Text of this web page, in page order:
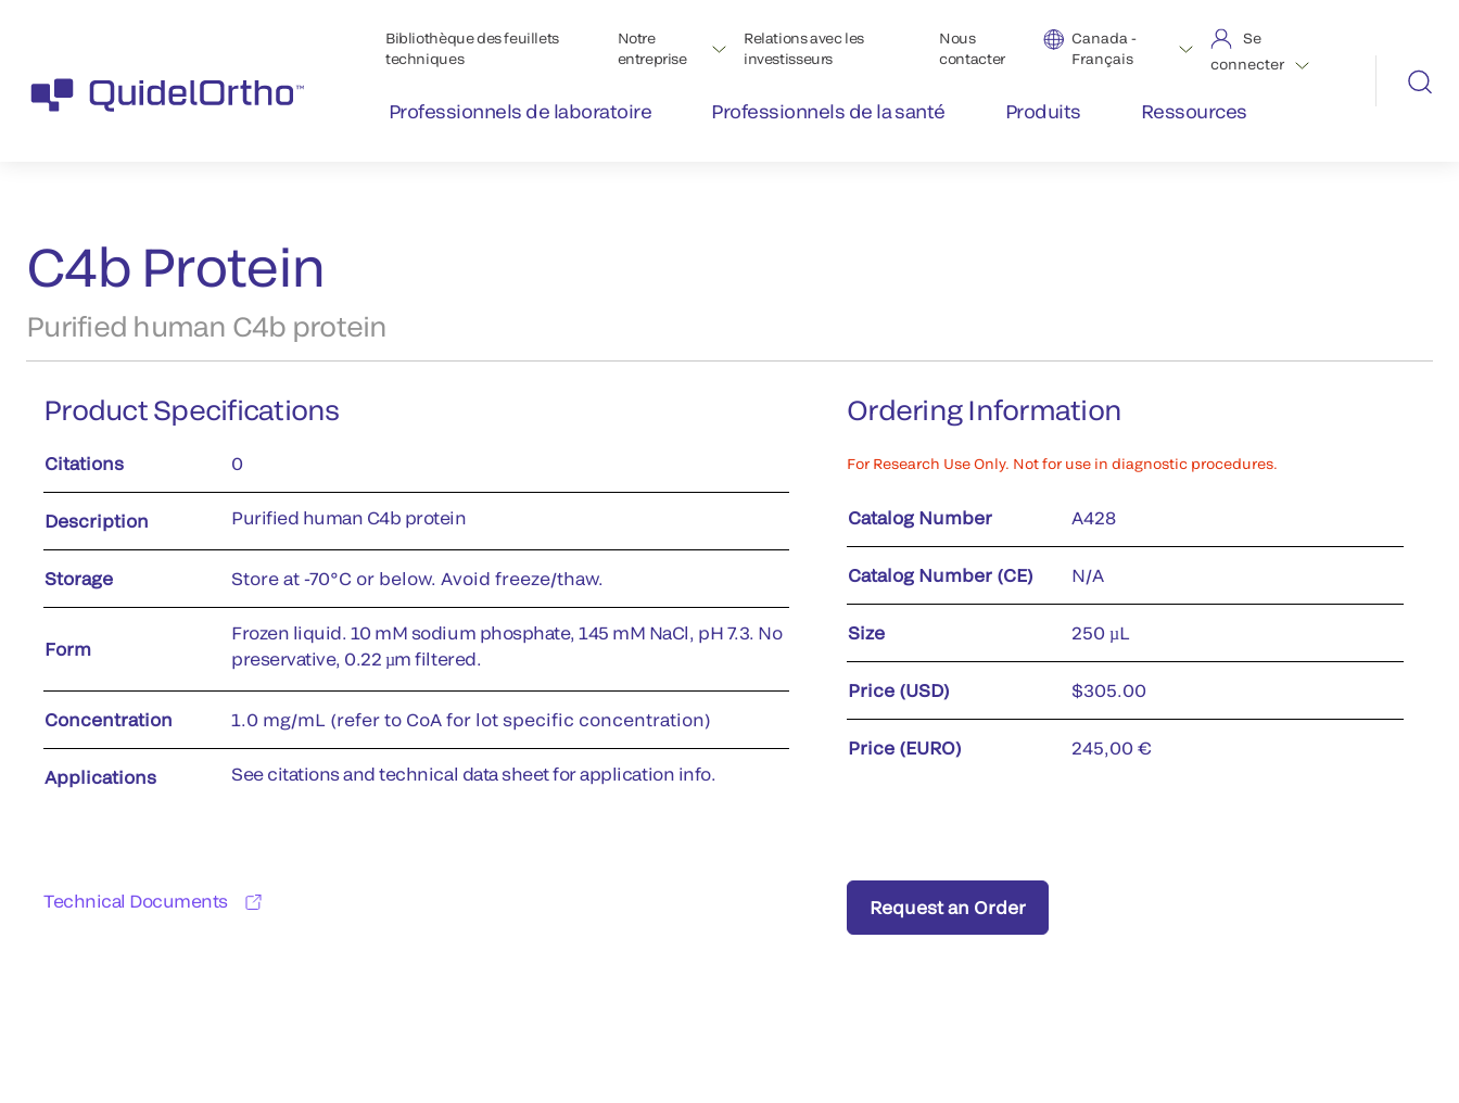
Bibliothèque des feuillets
techniques
Notre
entreprise
Relations avec les
investisseurs
Nous
contacter
Canada -
Français
Se
connecter
Professionnels de laboratoire Professionnels de la santé Produits Ressources
C4b Protein
Purified human C4b protein
Product Specifications
Citations 0
Description Purified human C4b protein
Storage Store at -70°C or below. Avoid freeze/thaw.
Form
Frozen liquid. 10 mM sodium phosphate, 145 mM NaCl, pH 7.3. No
preservative, 0.22 µm filtered.
Concentration 1.0 mg/mL (refer to CoA for lot specific concentration)
Applications See citations and technical data sheet for application info.
Technical Documents
Ordering Information
For Research Use Only. Not for use in diagnostic procedures.
Catalog Number A428
Catalog Number (CE) N/A
Size 250 µL
Price (USD) $305.00
Price (EURO) 245,00 €
Request an Order